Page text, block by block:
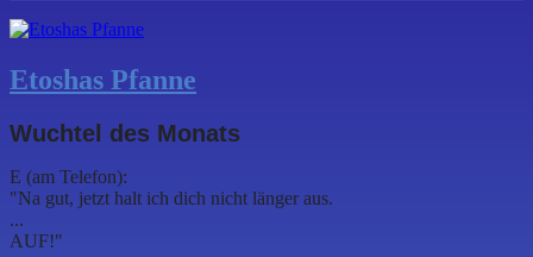
Etoshas Pfanne
Wuchtel des Monats
E (am Telefon):
"Na gut, jetzt halt ich dich nicht länger aus.
...
AUF!"